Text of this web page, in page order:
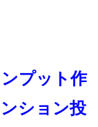
プット作
ション投